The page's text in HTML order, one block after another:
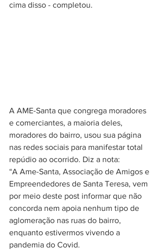
cima disso - completou.
A AME-Santa que congrega moradores
e comerciantes, a maioria deles,
moradores do bairro, usou sua página
nas redes sociais para manifestar total
repúdio ao ocorrido. Diz a nota:
“A Ame-Santa, Associação de Amigos e
Empreendedores de Santa Teresa, vem
por meio deste post informar que não
concorda nem apoia nenhum tipo de
aglomeração nas ruas do bairro,
enquanto estivermos vivendo a
pandemia do Covid.